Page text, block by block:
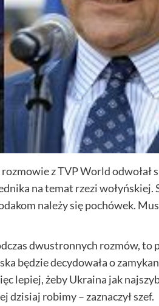
z TVP World odwołał
na temat rzezi wołyńskiej.
należy się pochówek.
dwustronnych rozmów,
będzie decydowała o
lepiej, żeby Ukraina jak
dzisiaj robimy – zaznaczył szef.